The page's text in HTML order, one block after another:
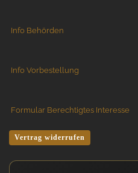
Info Behörden
Info Vorbestellung
Formular Berechtigtes Interesse
Vertrag widerrufen